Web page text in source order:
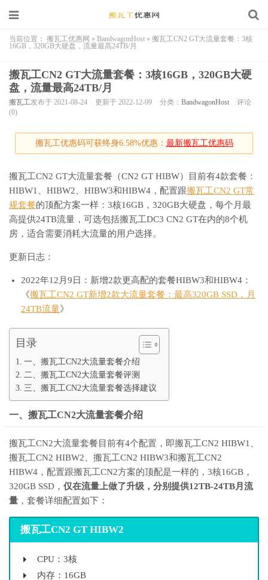
当前位置： 搬瓦工优惠网 » BandwagonHost » 搬瓦工CN2 GT大流量套餐：3核
16GB，320GB大硬盘，流量最高24TB/月
搬瓦工CN2 GT大流量套餐：3核16GB，320GB大硬
盘，流量最高24TB/月
搬瓦工发布于 2021-08-24 更新于 2022-12-09 分类： BandwagonHost
评论
(0)
搬瓦工优惠码可获终身6.58%优惠： 最新搬瓦工优惠码
搬瓦工CN2 GT大流量套餐（CN2 GT HIBW）目前有4款套餐：
HIBW1、HIBW2、HIBW3和HIBW4，配置跟搬瓦工CN2 GT常
规套餐的顶配方案一样：3核16GB，320GB大硬盘，每个月最
高提供24TB流量，可选包括搬瓦工DC3 CN2 GT在内的8个机
房，适合需要消耗大流量的用户选择。
更新日志：
2022年12月9日：新增2款更高配的套餐HIBW3和HIBW4：
《搬瓦工CN2 GT新增2款大流量套餐：最高320GB SSD，月
24TB流量》
目录
一、搬瓦工CN2大流量套餐介绍
二、搬瓦工CN2大流量套餐评测
三、搬瓦工CN2大流量套餐选择建议
一、搬瓦工CN2大流量套餐介绍
搬瓦工CN2大流量套餐目前有4个配置，即搬瓦工CN2 HIBW1、
搬瓦工CN2 HIBW2、搬瓦工CN2 HIBW3和搬瓦工CN2
HIBW4，配置跟搬瓦工CN2方案的顶配是一样的，3核16GB，
320GB SSD， 仅在流量上做了升级，分别提供12TB-24TB月流
量 ，套餐详细配置如下：
搬瓦工CN2 GT HIBW2
CPU：3核
内存：16GB